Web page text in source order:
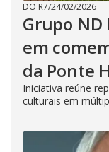
DO R7/24/02/2026
Grupo
em
da Ponte
Iniciativa reúne
culturais em